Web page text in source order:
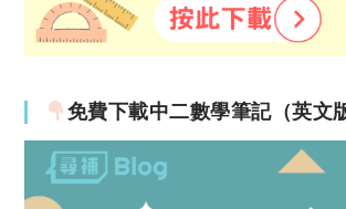
免費下載中二數學筆記（英文